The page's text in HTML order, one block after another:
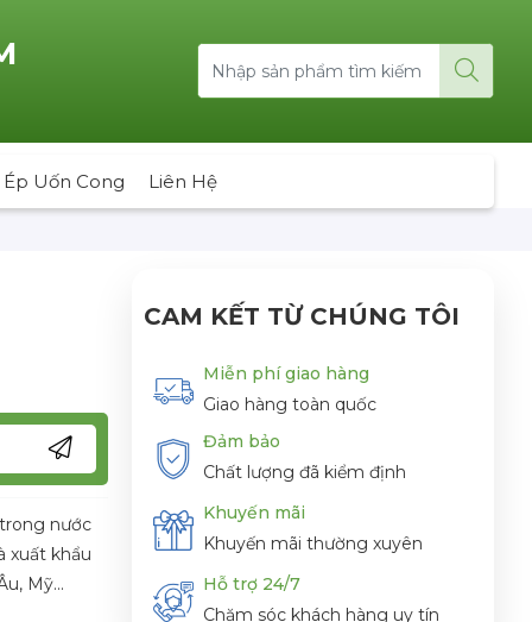
Ép Uốn Cong Liên Hệ
nước
xuất khẩu
Mỹ...
CAM KẾT TỪ CHÚNG TÔI
Miễn phí giao hàng
Giao hàng toàn quốc
Đảm bảo
Chất lượng đã kiểm định
Khuyến mãi
Khuyến mãi thường xuyên
Hỗ trợ 24/7
Chăm sóc khách hàng uy tín